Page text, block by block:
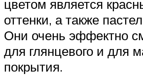
цветом является
оттенки, а также
Они очень эффектно
для глянцевого и для
покрытия.